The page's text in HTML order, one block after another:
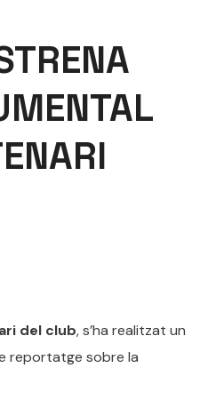
del club, s’ha realitzat un
reportatge sobre la